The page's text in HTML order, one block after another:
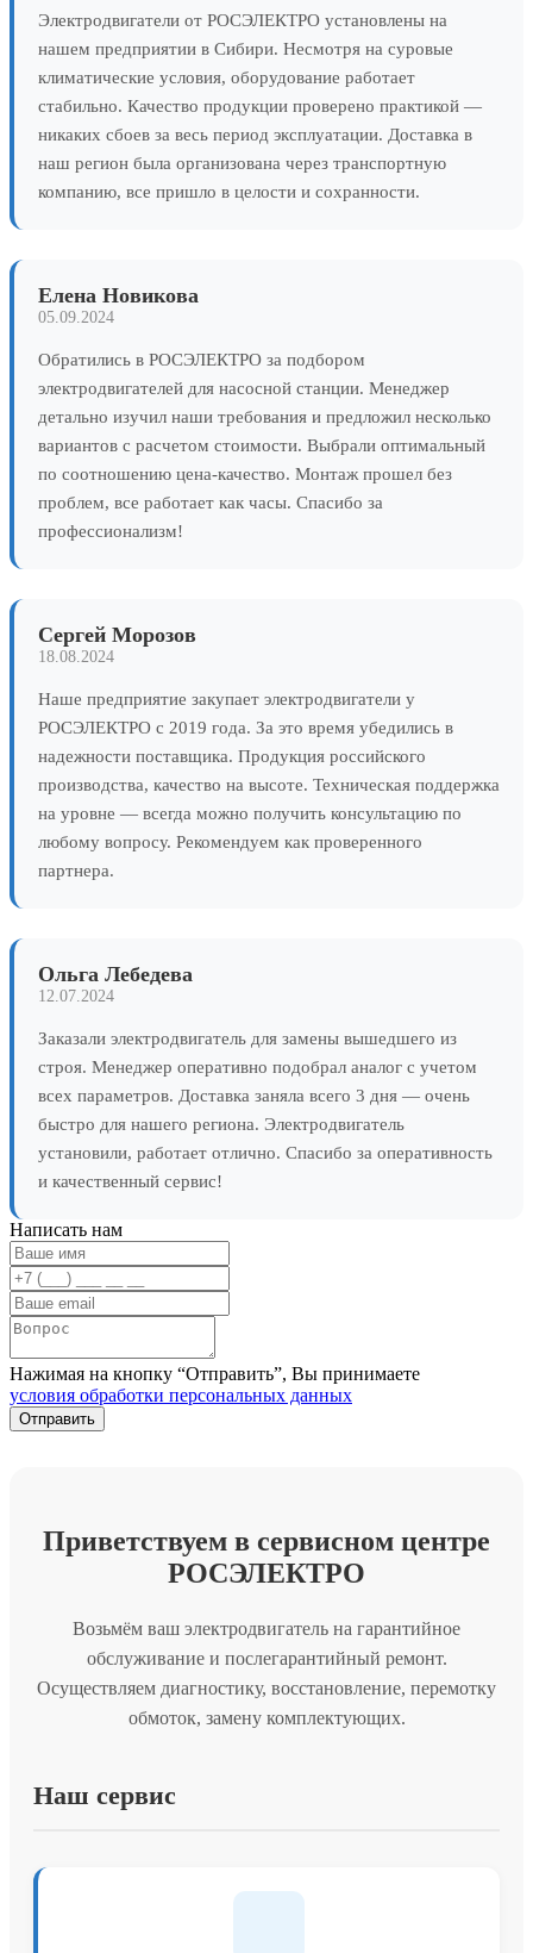
Электродвигатели от РОСЭЛЕКТРО установлены на
нашем предприятии в Сибири. Несмотря на суровые
климатические условия, оборудование работает
стабильно. Качество продукции проверено практикой —
никаких сбоев за весь период эксплуатации. Доставка в
наш регион была организована через транспортную
компанию, все пришло в целости и сохранности.
Елена Новикова
05.09.2024
Обратились в РОСЭЛЕКТРО за подбором
электродвигателей для насосной станции. Менеджер
детально изучил наши требования и предложил несколько
вариантов с расчетом стоимости. Выбрали оптимальный
по соотношению цена-качество. Монтаж прошел без
проблем, все работает как часы. Спасибо за
профессионализм!
Сергей Морозов
18.08.2024
Наше предприятие закупает электродвигатели у
РОСЭЛЕКТРО с 2019 года. За это время убедились в
надежности поставщика. Продукция российского
производства, качество на высоте. Техническая поддержка
на уровне — всегда можно получить консультацию по
любому вопросу. Рекомендуем как проверенного
партнера.
Ольга Лебедева
12.07.2024
Заказали электродвигатель для замены вышедшего из
строя. Менеджер оперативно подобрал аналог с учетом
всех параметров. Доставка заняла всего 3 дня — очень
быстро для нашего региона. Электродвигатель
установили, работает отлично. Спасибо за оперативность
и качественный сервис!
Написать нам
Нажимая на кнопку “Отправить”, Вы принимаете
условия обработки персональных данных
Приветствуем в сервисном центре
РОСЭЛЕКТРО
Возьмём ваш электродвигатель на гарантийное
обслуживание и послегарантийный ремонт.
Осуществляем диагностику, восстановление, перемотку
обмоток, замену комплектующих.
Наш сервис